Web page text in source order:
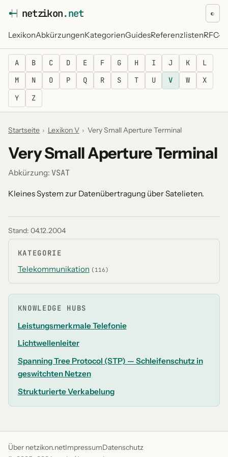
netzikon.net
LexikonAbkürzungenKategorienGuidesReferenzlistenRFC-
◐
A B C D E F G H I J K
L
M
N O P Q R S T U V W
X
Y
Z
Startseite › Lexikon V › Very Small Aperture Terminal
Very Small Aperture Terminal
Abkürzung: VSAT
Kleines System zur Datenübertragung über Satelieten.
Stand: 04.12.2004
KATEGORIE
Telekommunikation (116)
KNOWLEDGE HUBS
Leistungsmerkmale Telefonie
Lichtwellenleiter
Spanning Tree Protocol (STP) — Schleifenschutz in
geswitchten Netzen
Strukturierte Verkabelung
Über netzikon.netImpressumDatenschutz